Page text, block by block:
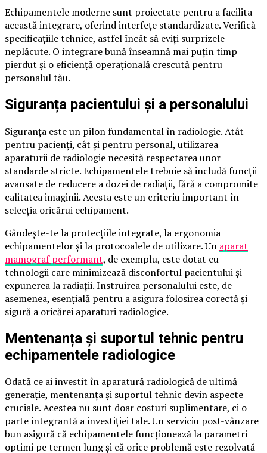
Echipamentele moderne sunt proiectate pentru a facilita
această integrare, oferind interfețe standardizate. Verifică
specificațiile tehnice, astfel încât să eviți surprizele
neplăcute. O integrare bună înseamnă mai puțin timp
pierdut și o eficiență operațională crescută pentru
personalul tău.
Siguranța pacientului și a personalului
Siguranța este un pilon fundamental în radiologie. Atât
pentru pacienți, cât și pentru personal, utilizarea
aparaturii de radiologie necesită respectarea unor
standarde stricte. Echipamentele trebuie să includă funcții
avansate de reducere a dozei de radiații, fără a compromite
calitatea imaginii. Acesta este un criteriu important în
selecția oricărui echipament.
Gândește-te la protecțiile integrate, la ergonomia
echipamentelor și la protocoalele de utilizare. Un aparat
mamograf performant, de exemplu, este dotat cu
tehnologii care minimizează disconfortul pacientului și
expunerea la radiații. Instruirea personalului este, de
asemenea, esențială pentru a asigura folosirea corectă și
sigură a oricărei aparaturi radiologice.
Mentenanța și suportul tehnic pentru
echipamentele radiologice
Odată ce ai investit în aparatură radiologică de ultimă
generație, mentenanța și suportul tehnic devin aspecte
cruciale. Acestea nu sunt doar costuri suplimentare, ci o
parte integrantă a investiției tale. Un serviciu post-vânzare
bun asigură că echipamentele funcționează la parametri
optimi pe termen lung și că orice problemă este rezolvată